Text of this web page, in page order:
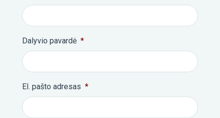
Dalyvio pavardė *
El. pašto adresas *